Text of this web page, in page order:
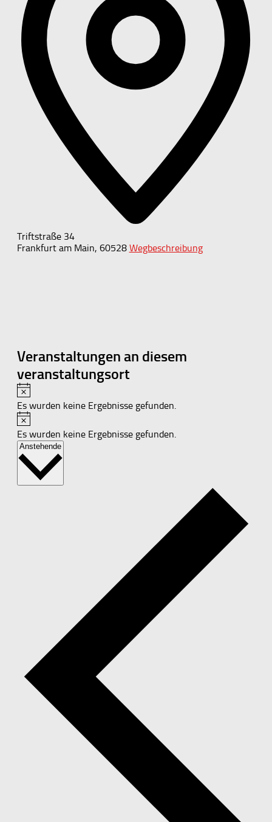
Triftstraße 34
Frankfurt am Main, 60528 Wegbeschreibung
Veranstaltungen an diesem
veranstaltungsort
Hinweis
Es wurden keine Ergebnisse gefunden.
Hinweis
Es wurden keine Ergebnisse gefunden.
Anstehende Datum